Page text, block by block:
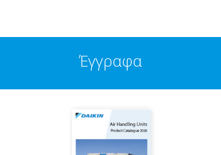
Έγγραφα